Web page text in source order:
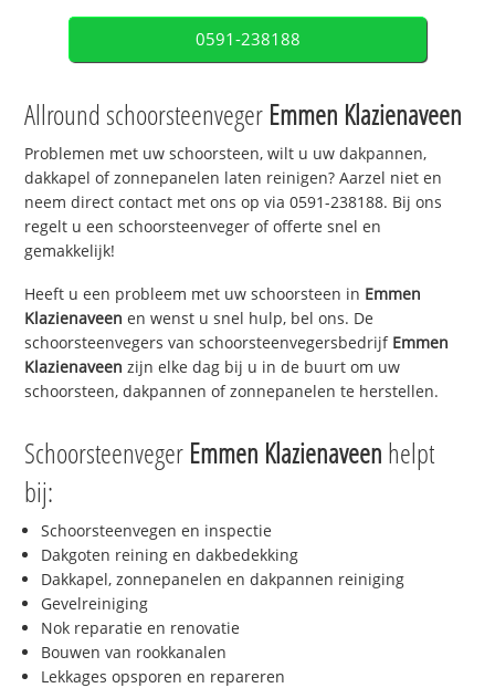
0591-238188
Allround schoorsteenveger Emmen Klazienaveen
Problemen met uw schoorsteen, wilt u uw dakpannen,
dakkapel of zonnepanelen laten reinigen? Aarzel niet en
neem direct contact met ons op via 0591-238188. Bij ons
regelt u een schoorsteenveger of offerte snel en
gemakkelijk!
Heeft u een probleem met uw schoorsteen in Emmen
Klazienaveen en wenst u snel hulp, bel ons. De
schoorsteenvegers van schoorsteenvegersbedrijf Emmen
Klazienaveen zijn elke dag bij u in de buurt om uw
schoorsteen, dakpannen of zonnepanelen te herstellen.
Schoorsteenveger Emmen Klazienaveen helpt
bij:
Schoorsteenvegen en inspectie
Dakgoten reining en dakbedekking
Dakkapel, zonnepanelen en dakpannen reiniging
Gevelreiniging
Nok reparatie en renovatie
Bouwen van rookkanalen
Lekkages opsporen en repareren